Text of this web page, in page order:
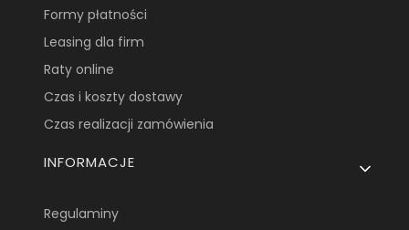
Formy płatności
Leasing dla firm
Raty online
Czas i koszty dostawy
Czas realizacji zamówienia
INFORMACJE
Regulaminy